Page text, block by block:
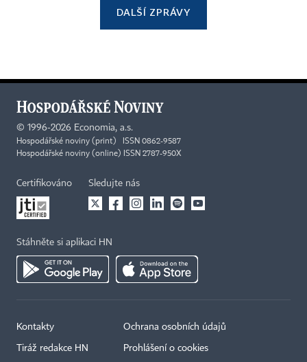
DALŠÍ ZPRÁVY
© 1996-2026 Economia, a.s.
Hospodářské noviny (print) ISSN 0862-9587
Hospodářské noviny (online) ISSN 2787-950X
Certifikováno Sledujte nás
Stáhněte si aplikaci HN
Kontakty
Tiráž redakce HN
Ochrana osobních údajů
Prohlášení o cookies